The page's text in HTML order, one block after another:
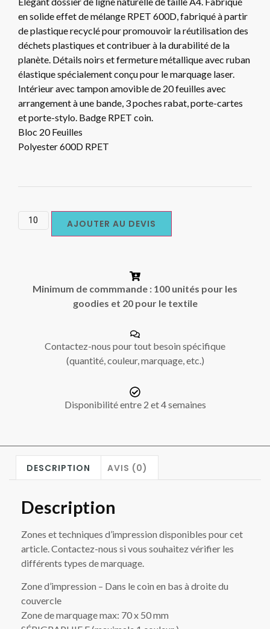
en solide effet de mélange RPET 600D, fabriqué à partir
de plastique recyclé pour promouvoir la réutilisation des
déchets plastiques et contribuer à la durabilité de la
planète. Détails noirs et fermeture métallique avec ruban
élastique spécialement conçu pour le marquage laser.
Intérieur avec tampon amovible de 20 feuilles avec
arrangement à une bande, 3 poches rabat, porte-cartes
et porte-stylo. Badge RPET coin.
Bloc 20 Feuilles
Polyester 600D RPET
AJOUTER AU DEVIS
Minimum de commmande : 100 unités pour les
goodies et 20 pour le textile
Contactez-nous pour tout besoin spécifique
(quantité, couleur, marquage, etc.)
Disponibilité entre 2 et 4 semaines
DESCRIPTION AVIS (0)
Description
Zones et techniques d’impression disponibles pour cet
article. Contactez-nous si vous souhaitez vérifier les
différents types de marquage.
Zone d’impression – Dans le coin en bas à droite du
couvercle
Zone de marquage max: 70 x 50 mm